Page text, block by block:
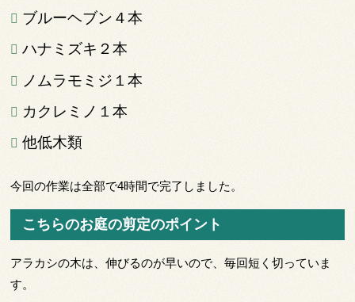
ブルーヘブン４本
ハナミズキ２本
ノムラモミジ１本
カクレミノ１本
他低木類
今回の作業は全部で4時間で完了しました。
こちらのお庭の剪定のポイント
アラカシの木は、伸びるのが早いので、毎回短く切っていま
す。